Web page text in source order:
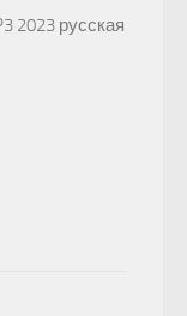
2023 русская